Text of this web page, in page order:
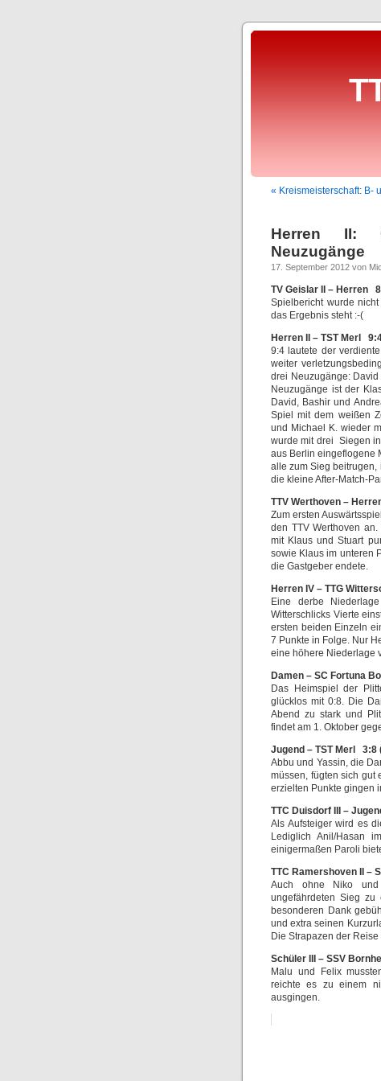
« Kreismeisterschaft: B-
Herren II:
Neuzugänge
17. September 2012 von
TV Geislar II – Herren
Spielbericht wurde
das Ergebnis steht :-(
Herren II – TST Merl
9:4 lautete der
weiter
drei Neuzugänge:
Neuzugänge ist der
David, Bashir und
Spiel mit dem weißen
und Michael K. wieder
wurde mit drei Siegen
aus Berlin eingeflogene
alle zum Sieg beitrugen,
die kleine After-Match-
TTV Werthoven –
Zum ersten
den TTV Werthoven
mit Klaus und Stuart
sowie Klaus im unteren
die Gastgeber endete.
Herren IV – TTG
Eine derbe
Witterschlicks Vierte
ersten beiden Einzeln
7 Punkte in Folge. Nur
eine höhere Niederlage
Damen – SC Fortuna
Das Heimspiel der
glücklos mit 0:8. Die
Abend zu stark und
findet am 1. Oktober
Jugend – TST Merl 3:8
Abbu und Yassin, die
müssen, fügten sich gut
erzielten Punkte gingen
TTC Duisdorf III –
Als Aufsteiger wird es
Lediglich Anil/Hasan
einigermaßen Paroli
TTC Ramershoven II –
Auch ohne Niko und
ungefährdeten Sieg zu
besonderen Dank
und extra seinen
Die Strapazen der
Schüler III – SSV
Malu und Felix
reichte es zu einem
ausgingen.